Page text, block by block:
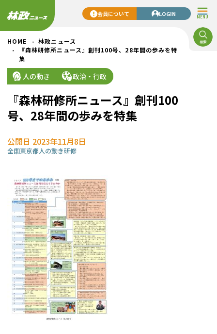
MENU
会員について LOGIN
HOME
林政ニュース
『森林研修所ニュース』創刊100号、28年間の歩みを特
集
人の動き 政治・行政
『森林研修所ニュース』創刊100
号、28年間の歩みを特集
公開日 2023年11月8日
全国東京都人の動き研修